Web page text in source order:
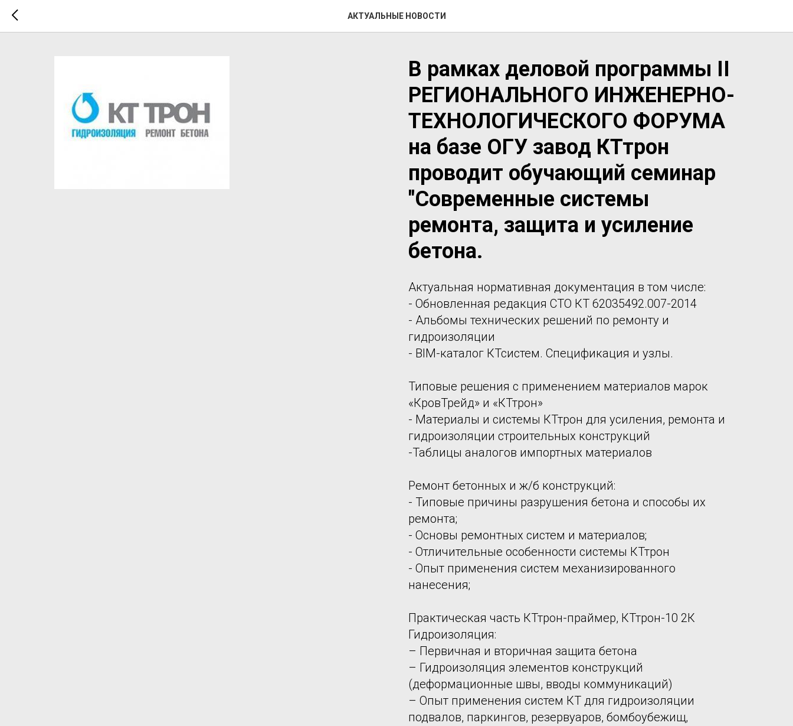
АКТУАЛЬНЫЕ НОВОСТИ
В рамках деловой программы II
РЕГИОНАЛЬНОГО ИНЖЕНЕРНО-
ТЕХНОЛОГИЧЕСКОГО ФОРУМА
на базе ОГУ завод КТтрон
проводит обучающий семинар
"Современные системы
ремонта, защита и усиление
бетона.
Актуальная нормативная документация в том числе:
- Обновленная редакция СТО КТ 62035492.007-2014
- Альбомы технических решений по ремонту и
гидроизоляции
- BIM-каталог КТсистем. Спецификация и узлы.
Типовые решения с применением материалов марок
«КровТрейд» и «КТтрон»
- Материалы и системы КТтрон для усиления, ремонта и
гидроизоляции строительных конструкций
-Таблицы аналогов импортных материалов
Ремонт бетонных и ж/б конструкций:
- Типовые причины разрушения бетона и способы их
ремонта;
- Основы ремонтных систем и материалов;
- Отличительные особенности системы КТтрон
- Опыт применения систем механизированного
нанесения;
Практическая часть КТтрон-праймер, КТтрон-10 2К
Гидроизоляция:
– Первичная и вторичная защита бетона
– Гидроизоляция элементов конструкций
(деформационные швы, вводы коммуникаций)
– Опыт применения систем КТ для гидроизоляции
подвалов, паркингов, резервуаров, бомбоубежищ,